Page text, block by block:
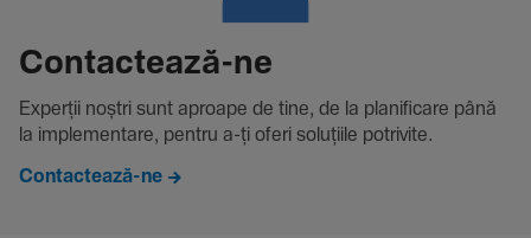
Contac­tează-ne
Experții noștri sunt aproape de tine, de la plani­fi­care până
la imple­men­tare, pentru a-ți oferi solu­țiile potri­vite.
Contactează-ne